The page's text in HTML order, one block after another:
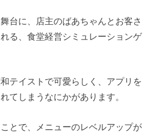
台に、店主のばあちゃんとお客さ
る、食堂経営シミュレーションゲ
テイストで可愛らしく、アプリを
てしまうなにかがあります。
とで、メニューのレベルアップが